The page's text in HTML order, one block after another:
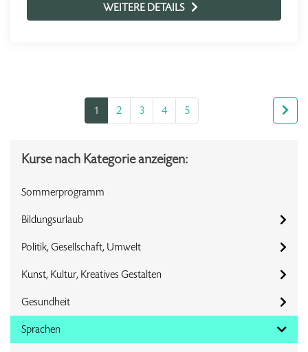
WEITERE DETAILS
1 2 3 4 5
Kurse nach Kategorie anzeigen:
Sommerprogramm
Bildungsurlaub
Politik, Gesellschaft, Umwelt
Kunst, Kultur, Kreatives Gestalten
Gesundheit
Sprachen